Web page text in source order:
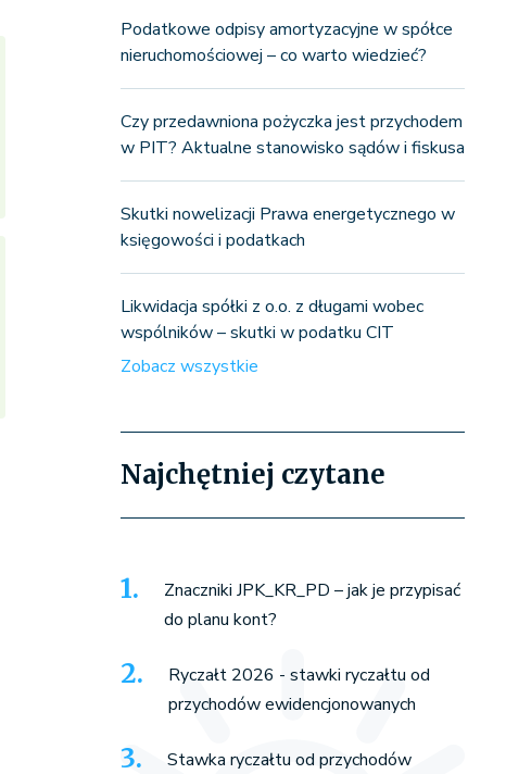
Podatkowe odpisy amortyzacyjne w spółce
nieruchomościowej – co warto wiedzieć?
Czy przedawniona pożyczka jest przychodem
w PIT? Aktualne stanowisko sądów i fiskusa
Skutki nowelizacji Prawa energetycznego w
księgowości i podatkach
Likwidacja spółki z o.o. z długami wobec
wspólników – skutki w podatku CIT
Zobacz wszystkie
Najchętniej czytane
Znaczniki JPK_KR_PD – jak je przypisać
do planu kont?
Ryczałt 2026 - stawki ryczałtu od
przychodów ewidencjonowanych
Stawka ryczałtu od przychodów